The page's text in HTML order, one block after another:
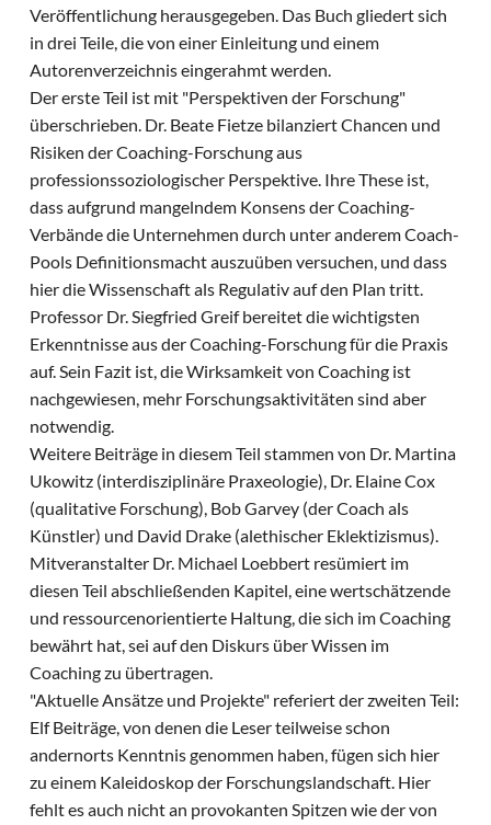
Veröffentlichung herausgegeben. Das Buch gliedert sich
in drei Teile, die von einer Einleitung und einem
Autorenverzeichnis eingerahmt werden.
Der erste Teil ist mit "Perspektiven der Forschung"
überschrieben. Dr. Beate Fietze bilanziert Chancen und
Risiken der Coaching-Forschung aus
professionssoziologischer Perspektive. Ihre These ist,
dass aufgrund mangelndem Konsens der Coaching-
Verbände die Unternehmen durch unter anderem Coach-
Pools Definitionsmacht auszuüben versuchen, und dass
hier die Wissenschaft als Regulativ auf den Plan tritt.
Professor Dr. Siegfried Greif bereitet die wichtigsten
Erkenntnisse aus der Coaching-Forschung für die Praxis
auf. Sein Fazit ist, die Wirksamkeit von Coaching ist
nachgewiesen, mehr Forschungsaktivitäten sind aber
notwendig.
Weitere Beiträge in diesem Teil stammen von Dr. Martina
Ukowitz (interdisziplinäre Praxeologie), Dr. Elaine Cox
(qualitative Forschung), Bob Garvey (der Coach als
Künstler) und David Drake (alethischer Eklektizismus).
Mitveranstalter Dr. Michael Loebbert resümiert im
diesen Teil abschließenden Kapitel, eine wertschätzende
und ressourcenorientierte Haltung, die sich im Coaching
bewährt hat, sei auf den Diskurs über Wissen im
Coaching zu übertragen.
"Aktuelle Ansätze und Projekte" referiert der zweiten Teil:
Elf Beiträge, von denen die Leser teilweise schon
andernorts Kenntnis genommen haben, fügen sich hier
zu einem Kaleidoskop der Forschungslandschaft. Hier
fehlt es auch nicht an provokanten Spitzen wie der von